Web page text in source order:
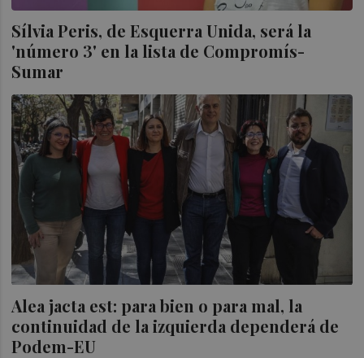
Sílvia Peris, de Esquerra Unida, será la
'número 3' en la lista de Compromís-
Sumar
Alea jacta est: para bien o para mal, la
continuidad de la izquierda dependerá de
Podem-EU